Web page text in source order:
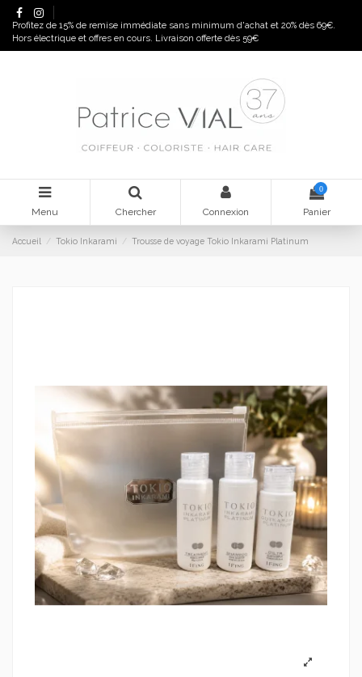
Profitez de 15% de remise immédiate sans minimum d'achat et 20% dès 69€.
Hors électrique et offres en cours. Livraison offerte dès 59€
Menu Chercher Connexion
0
Panier
Accueil Tokio Inkarami Trousse de voyage Tokio Inkarami Platinum
Panneau de gestion des cookies